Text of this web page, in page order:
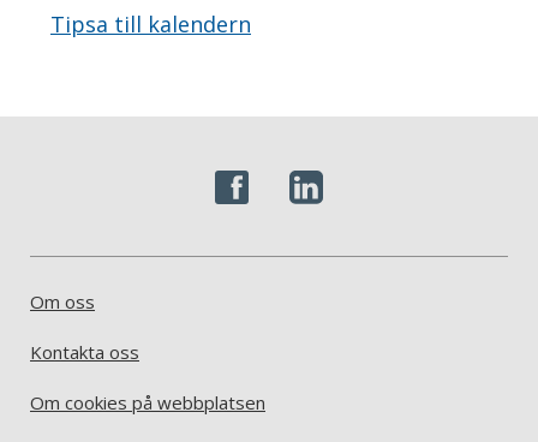
Tipsa till kalendern
Om oss
Kontakta oss
Om cookies på webbplatsen